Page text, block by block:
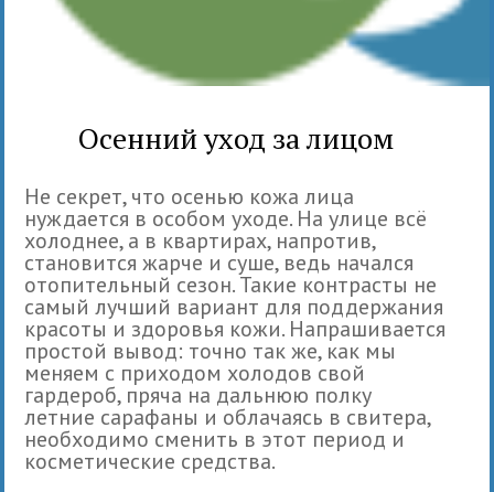
Осенний уход за лицом
Не секрет, что осенью кожа лица
нуждается в особом уходе. На улице всё
холоднее, а в квартирах, напротив,
становится жарче и суше, ведь начался
отопительный сезон. Такие контрасты не
самый лучший вариант для поддержания
красоты и здоровья кожи. Напрашивается
простой вывод: точно так же, как мы
меняем с приходом холодов свой
гардероб, пряча на дальнюю полку
летние сарафаны и облачаясь в свитера,
необходимо сменить в этот период и
косметические средства.